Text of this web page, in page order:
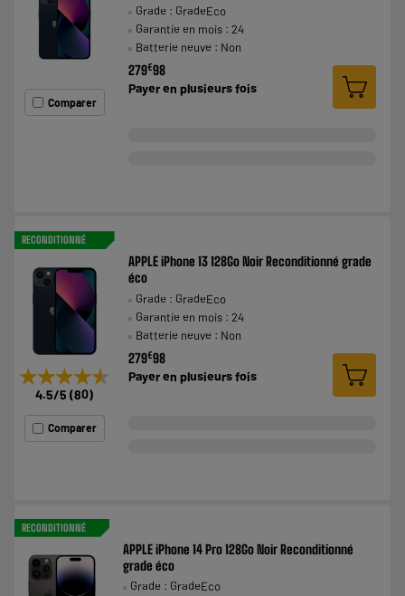
Comparer
Grade : GradeEco
Garantie en mois : 24
Batterie neuve : Non
279€98
Payer en plusieurs fois
RECONDITIONNÉ
★★★★★
★★★★★
4.5/5 (80)
Comparer
APPLE iPhone 13 128Go Noir Reconditionné grade
éco
Grade : GradeEco
Garantie en mois : 24
Batterie neuve : Non
279€98
Payer en plusieurs fois
RECONDITIONNÉ
APPLE iPhone 14 Pro 128Go Noir Reconditionné
grade éco
Grade : GradeEco